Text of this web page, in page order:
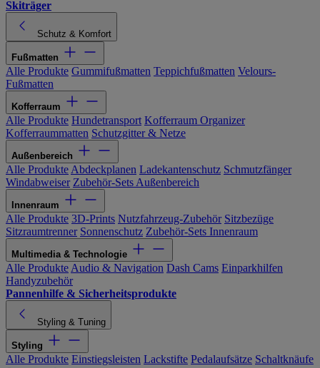
Skiträger
Schutz & Komfort
Fußmatten
Alle Produkte Gummifußmatten Teppichfußmatten Velours-
Fußmatten
Kofferraum
Alle Produkte Hundetransport Kofferraum Organizer
Kofferraummatten Schutzgitter & Netze
Außenbereich
Alle Produkte Abdeckplanen Ladekantenschutz Schmutzfänger
Windabweiser Zubehör-Sets Außenbereich
Innenraum
Alle Produkte 3D-Prints Nutzfahrzeug-Zubehör Sitzbezüge
Sitzraumtrenner Sonnenschutz Zubehör-Sets Innenraum
Multimedia & Technologie
Alle Produkte Audio & Navigation Dash Cams Einparkhilfen
Handyzubehör
Pannenhilfe & Sicherheitsprodukte
Styling & Tuning
Styling
Alle Produkte Einstiegsleisten Lackstifte Pedalaufsätze Schaltknäufe